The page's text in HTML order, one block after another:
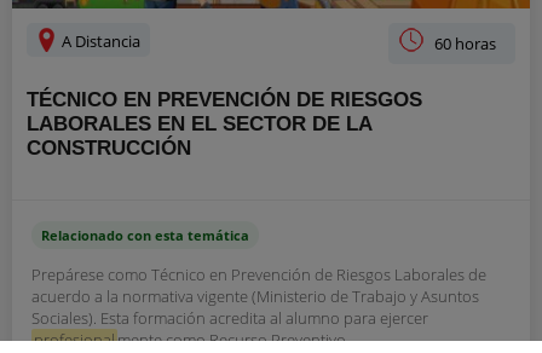
A Distancia 60 horas
TÉCNICO EN PREVENCIÓN DE RIESGOS
LABORALES EN EL SECTOR DE LA
CONSTRUCCIÓN
Relacionado con esta temática
Prepárese como Técnico en Prevención de Riesgos Laborales de
acuerdo a la normativa vigente (Ministerio de Trabajo y Asuntos
Sociales). Esta formación acredita al alumno para ejercer
profesionalmente como Recurso Preventivo...